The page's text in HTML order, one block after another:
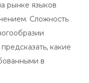
рынке языков
Сложность
какие
в